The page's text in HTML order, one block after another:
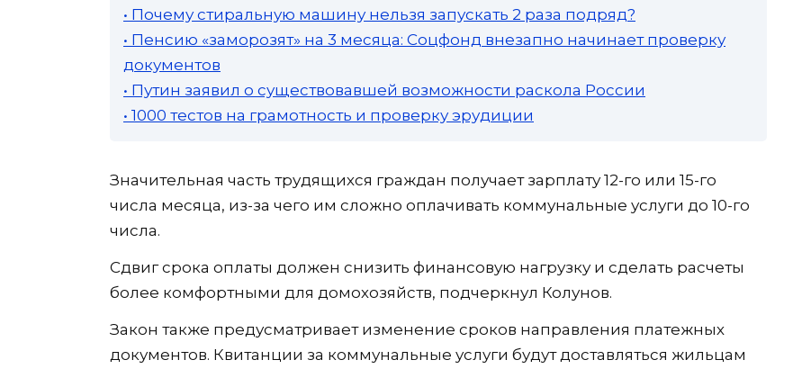
• Почему стиральную машину нельзя запускать 2 раза подряд?
• Пенсию «заморозят» на 3 месяца: Соцфонд внезапно начинает проверку
документов
• Путин заявил о существовавшей возможности раскола России
• 1000 тестов на грамотность и проверку эрудиции
Значительная часть трудящихся граждан получает зарплату 12-го или 15-го
числа месяца, из-за чего им сложно оплачивать коммунальные услуги до 10-го
числа.
Сдвиг срока оплаты должен снизить финансовую нагрузку и сделать расчеты
более комфортными для домохозяйств, подчеркнул Колунов.
Закон также предусматривает изменение сроков направления платежных
документов. Квитанции за коммунальные услуги будут доставляться жильцам